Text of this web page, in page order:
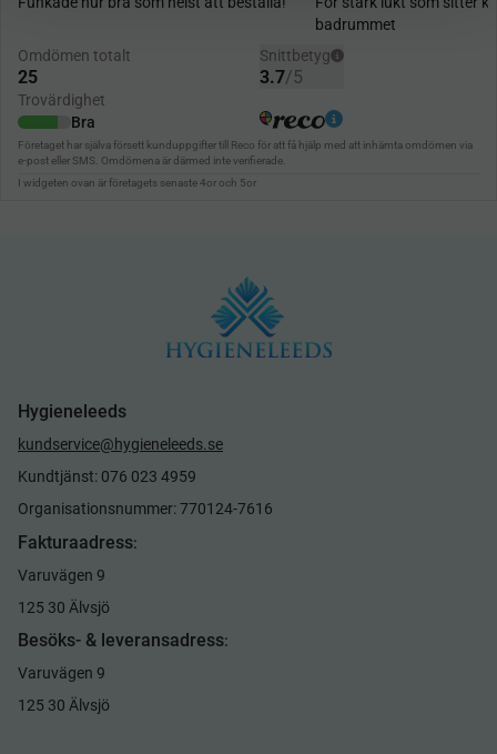
Hygieneleeds
kundservice@hygieneleeds.se
Kundtjänst: 076 023 4959
Organisationsnummer: 770124-7616
Fakturaadress:
Varuvägen 9
125 30 Älvsjö
Besöks- & leveransadress:
Varuvägen 9
125 30 Älvsjö